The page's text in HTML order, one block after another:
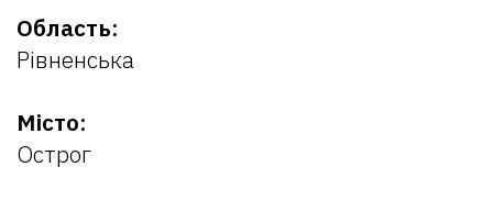
Область:
Рівненська
Місто:
Острог